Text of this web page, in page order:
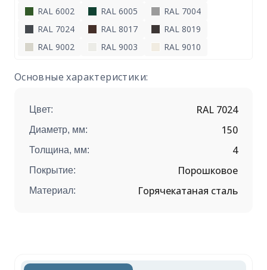
RAL 6002
RAL 6005
RAL 7004
RAL 7024
RAL 8017
RAL 8019
RAL 9002
RAL 9003 RAL 9010
Основные характеристики:
Цвет: RAL 7024
Диаметр, мм: 150
Толщина, мм: 4
Покрытие: Порошковое
Материал: Горячекатаная сталь